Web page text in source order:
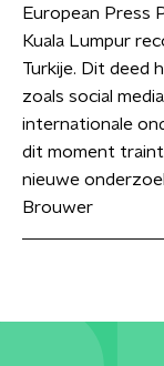
European Press
Kuala Lumpur
Turkije. Dit deed
zoals social
internationale
dit moment
nieuwe
Brouwer